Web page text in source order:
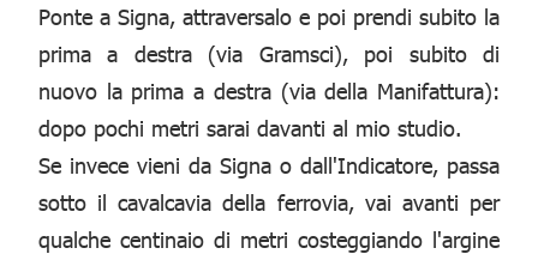
Ponte a Signa, attraversalo e poi prendi subito la
prima a destra (via Gramsci), poi subito di
nuovo la prima a destra (via della Manifattura):
dopo pochi metri sarai davanti al mio studio.
Se invece vieni da Signa o dall'Indicatore, passa
sotto il cavalcavia della ferrovia, vai avanti per
qualche centinaio di metri costeggiando l'argine